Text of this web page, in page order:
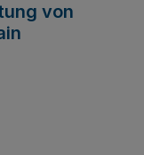
von